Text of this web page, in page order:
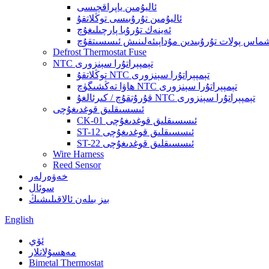
ئاليۇمىن ياپراقچىسى
ئاليۇمىن تۇرۇبىسى توڭلاتقۇ
ئەينەك تۇرۇبا پارچىلىغۇچ
پولات تۇرۇبىدىن مۇداپىئەلىنىش ئىسسىتقۇچ
Defrost Thermostat Fuse
NTC تېمپېراتۇرا سېنزورى
توڭلاتقۇ NTC تېمپېراتۇرا سېنزورى
ھاۋا تەڭشىگۈچ NTC تېمپېراتۇرا سېنزورى
قۇرۇتقۇچ / كىرئالغۇ NTC تېمپېراتۇرا سېنزورى
ئىسسىقلىق قوغدىغۇچى
CK-01 ئىسسىقلىق قوغدىغۇچى
ST-12 ئىسسىقلىق قوغدىغۇچى
ST-22 ئىسسىقلىق قوغدىغۇچى
Wire Harness
Reed Sensor
خەۋەرلەر
سوئال
بىز بىلەن ئالاقىلىشىڭ
English
ئۆي
مەھسۇلاتلار
Bimetal Thermostat